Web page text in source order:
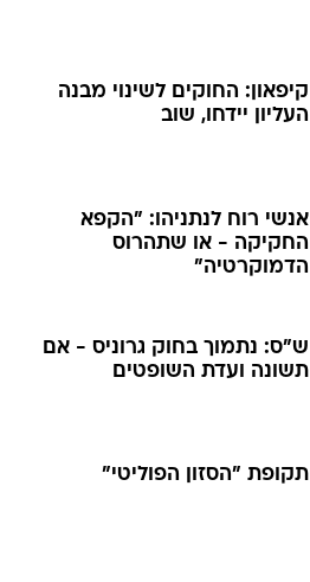
קיפאון: החוקים לשינוי מבנה
העליון יידחו, שוב
אנשי רוח לנתניהו: "הקפא
החקיקה - או שתהרוס
הדמוקרטיה"
ש"ס: נתמוך בחוק גרוניס - אם
תשונה ועדת השופטים
תקופת "הסזון הפוליטי"